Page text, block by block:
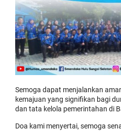
Semoga dapat menjalankan
kemajuan yang signifikan bagi
dan tata kelola pemerintahan di
Doa kami menyertai, semoga